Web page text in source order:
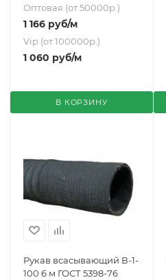
Оптовая (от 50000р.)
1 166 руб/м
Vip (от 100000р.)
1 060 руб/м
В КОРЗИНУ
Рукав всасывающий В-1-
100 6 м ГОСТ 5398-76